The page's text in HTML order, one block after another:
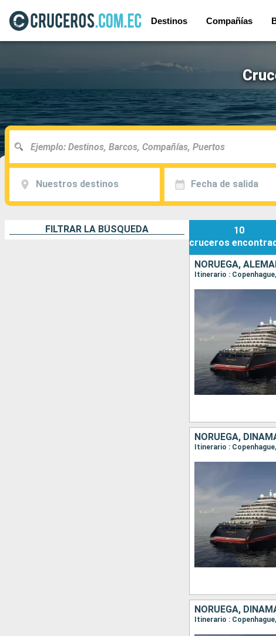
Destinos Compañías
Nuestros destinos Fecha de salida
FILTRAR LA BÚSQUEDA
10
cruceros
NORUEGA,
Itinerario :
NORUEGA,
Itinerario :
NORUEGA,
Itinerario :